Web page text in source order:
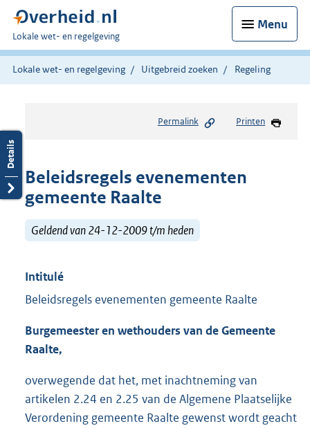
Menu
U
bent
hier:
Lokale wet- en regelgeving
Lokale wet- en regelgeving Uitgebreid zoeken Regeling
Permalink Printen
Beleidsregels evenementen
gemeente Raalte
Geldend van 24-12-2009 t/m heden
Intitulé
Beleidsregels evenementen gemeente Raalte
Burgemeester en wethouders van de Gemeente
Raalte,
overwegende dat het, met inachtneming van
artikelen 2.24 en 2.25 van de Algemene Plaatselijke
Verordening gemeente Raalte gewenst wordt geacht